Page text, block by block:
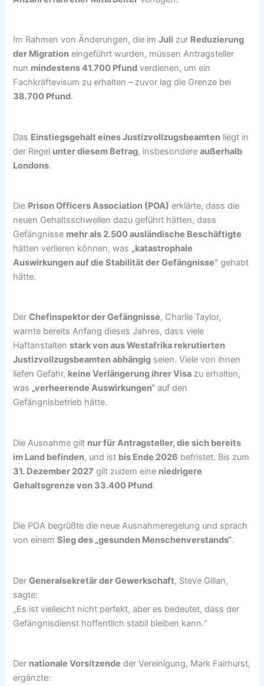
Im Rahmen von Änderungen, die imJuli zur Reduzierung
der Migration eingeführt wurden, müssen Antragsteller
nun mindestens 41.700 Pfund verdienen, um ein
Fachkräftevisum zu erhalten – zuvor lag die Grenze bei
38.700 Pfund.
Das Einstiegsgehalt eines Justizvollzugsbeamten liegt in
der Regel unter diesem Betrag, insbesondereaußerhalb
Londons.
Die Prison Officers Association (POA) erklärte, dass die
neuen Gehaltsschwellen dazu geführt hätten, dass
Gefängnisse mehr als 2.500 ausländische Beschäftigte
hätten verlieren können, was „katastrophale
Auswirkungen auf die Stabilität der Gefängnisse“ gehabt
hätte.
DerChefinspektor der Gefängnisse, Charlie Taylor,
warnte bereits Anfang dieses Jahres, dass viele
Haftanstaltenstark von aus Westafrika rekrutierten
Justizvollzugsbeamten abhängig seien. Viele von ihnen
liefen Gefahr, keine Verlängerung ihrer Visa zu erhalten,
was „verheerende Auswirkungen“ auf den
Gefängnisbetrieb hätte.
Die Ausnahme gilt nur für Antragsteller, die sich bereits
im Land befinden, und ist bis Ende 2026 befristet. Bis zum
31. Dezember 2027 gilt zudem eine niedrigere
Gehaltsgrenze von 33.400 Pfund.
Die POA begrüßte die neue Ausnahmeregelung und sprach
von einemSieg des „gesunden Menschenverstands“.
DerGeneralsekretär der Gewerkschaft, Steve Gillan,
sagte:
„Es ist vielleicht nicht perfekt, aber es bedeutet, dass der
Gefängnisdienst hoffentlich stabil bleiben kann.“
Der nationale Vorsitzende der Vereinigung, Mark Fairhurst,
ergänzte: